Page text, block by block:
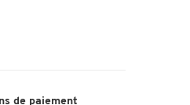
de paiement